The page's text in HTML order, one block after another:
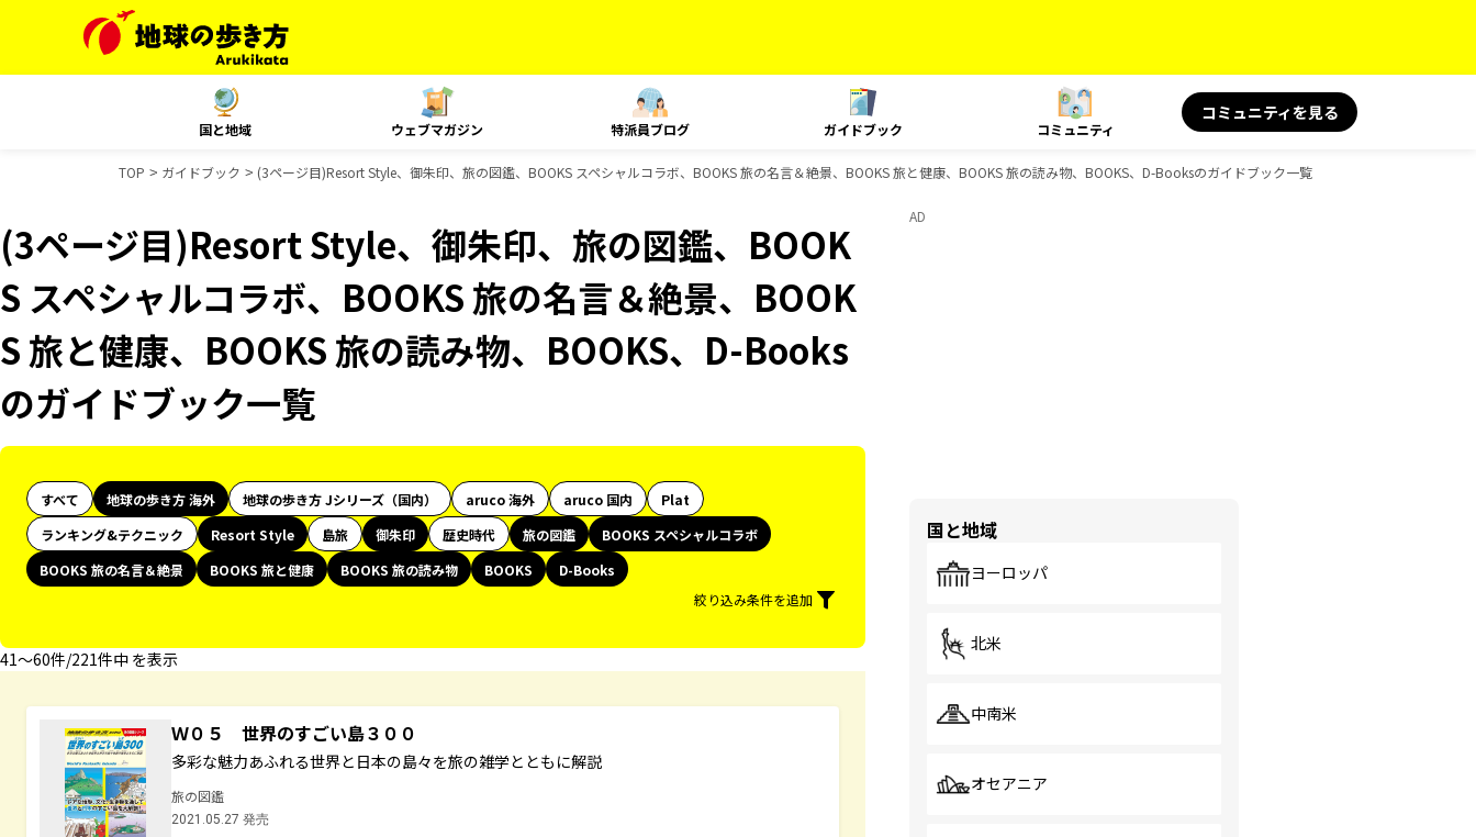
国と地域 ウェブマガジン 特派員ブログ ガイドブック コミュニティ
コミュニティを見る
TOP ガイドブック (3ページ目)Resort Style、御朱印、旅の図鑑、BOOKS スペシャルコラボ、BOOKS 旅の名言＆絶景、BOOKS 旅と健康、BOOKS 旅の読み物、BOOKS、D-Booksのガイドブック一覧
(3ページ目)Resort Style、御朱印、旅の図鑑、BOOK
S スペシャルコラボ、BOOKS 旅の名言＆絶景、BOOK
S 旅と健康、BOOKS 旅の読み物、BOOKS、D-Books
のガイドブック一覧
すべて 地球の歩き方 海外 地球の歩き方 Jシリーズ（国内） aruco 海外 aruco 国内
Plat
ランキング&テクニック
Resort Style 島旅 御朱印 歴史時代 旅の図鑑
BOOKS スペシャルコラボ
BOOKS 旅の名言＆絶景
BOOKS 旅と健康 BOOKS 旅の読み物 BOOKS
D-Books
絞り込み条件を追加
41〜60件/221件中 を表示
Ｗ０５ 世界のすごい島３００
多彩な魅力あふれる世界と日本の島々を旅の雑学とともに解説
旅の図鑑
2021.05.27 発売
AD
国と地域
ヨーロッパ
北米
中南米
オセアニア